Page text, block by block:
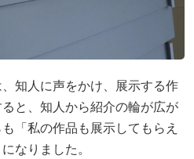
知人に声をかけ、展示する作
と、知人から紹介の輪が広が
「私の作品も展示してもらえ
なりました。